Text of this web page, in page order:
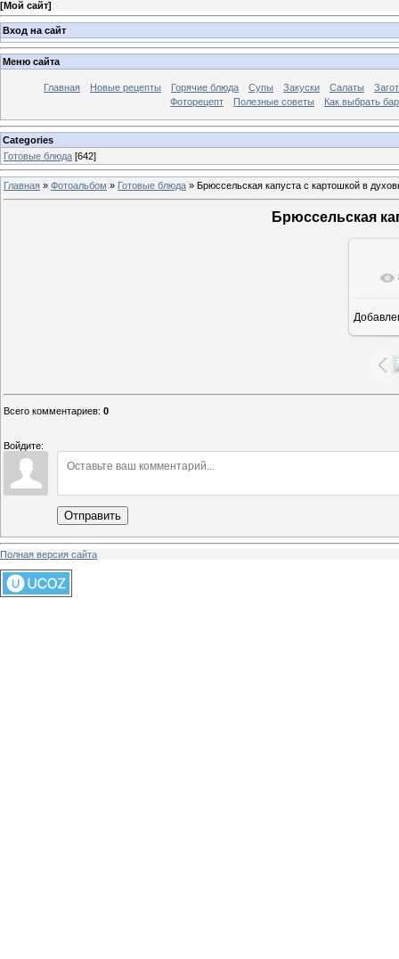
[Мой сайт]
Вход на сайт
Меню сайта
Главная Новые рецепты Горячие блюда Супы Закуски Салаты
Фоторецепт
Полезные советы Как выбрать
Categories
Готовые блюда [642]
Главная » Фотоальбом » Готовые блюда » Брюссельская капуста с картошкой в
Брюссельская
Всего комментариев: 0
Войдите:
Отправить
Полная версия сайта